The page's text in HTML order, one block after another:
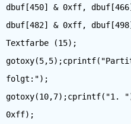
dbuf[450] & 0xff,
dbuf[482] & 0xff,
Textfarbe (15);
folgt:");
gotoxy(10,7);cprintf("1.
0xff);